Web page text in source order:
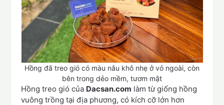
Hồng đã treo gió có màu nâu khô nhẹ ở vỏ ngoài, còn
bên trong dẻo mềm, tươm mật
Hồng treo gió của Dacsan.com làm từ giống hồng
vuông trồng tại địa phương, có kích cỡ lớn hơn